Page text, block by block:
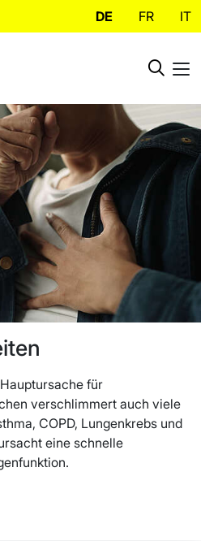
DE FR IT
für
verschlimmert auch viele
COPD, Lungenkrebs und
eine schnelle